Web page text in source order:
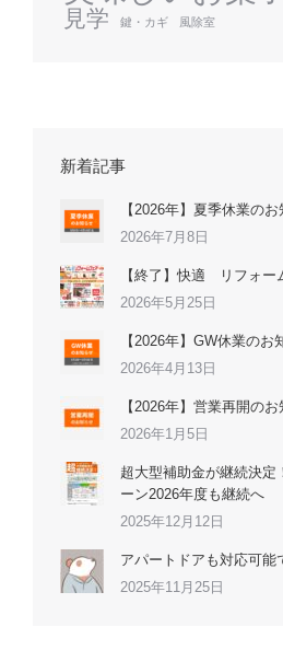
見学 鍵・カギ 風除室
新着記事
【2026年】夏季休業の
2026年7月8日
【終了】快適 リフォー
2026年5月25日
【2026年】GW休業のお
2026年4月13日
【2026年】営業再開の
2026年1月5日
超大型補助金が継続決定
ーン2026年度も継続へ
2025年12月12日
アパートドアも対応可能
2025年11月25日